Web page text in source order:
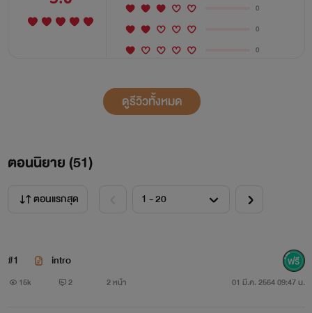
0
0
0
ดูรีวิวทั้งหมด
ตอนนิยาย (51)
ตอนแรกสุด
#1 intro
15k 2 2 หน้า 01 มี.ค. 2564 09:47 น.